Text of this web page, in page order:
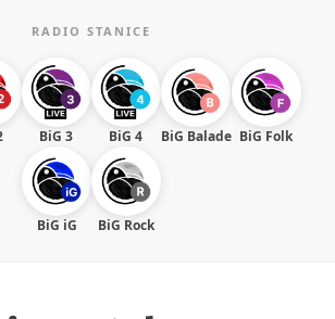
RADIO STANICE
BiG 3 BiG 4 BiG Balade BiG Folk
BiG iG BiG Rock